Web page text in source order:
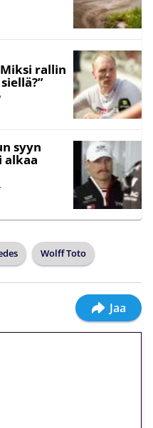
rallin
syyn
alkaa
Wolff Toto
Jaa